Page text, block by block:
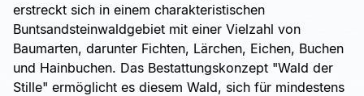
erstreckt sich in einem charakteristischen
Buntsandsteinwaldgebiet mit einer Vielzahl von
Baumarten, darunter Fichten, Lärchen, Eichen, Buchen
und Hainbuchen. Das Bestattungskonzept "Wald der
Stille" ermöglicht es diesem Wald, sich für mindestens